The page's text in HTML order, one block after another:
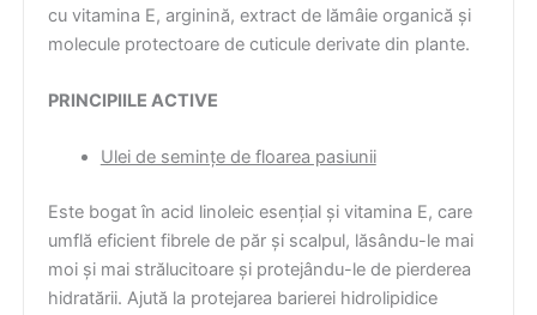
cu vitamina E, arginină, extract de lămâie organică și
molecule protectoare de cuticule derivate din plante.
PRINCIPIILE ACTIVE
Ulei de semințe de floarea pasiunii
Este bogat în acid linoleic esențial și vitamina E, care
umflă eficient fibrele de păr și scalpul, lăsându-le mai
moi și mai strălucitoare și protejându-le de pierderea
hidratării. Ajută la protejarea barierei hidrolipidice